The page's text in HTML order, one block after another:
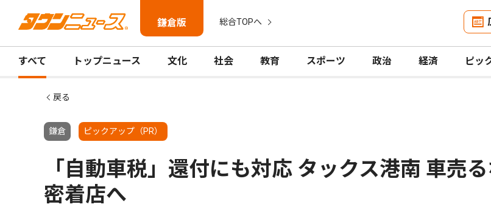
鎌倉版 総合TOPへ
すべて トップニュース 文化 社会 教育 スポーツ 政治 経済 ピッ
戻る
鎌倉 ピックアップ（PR）
「自動車税」還付にも対応 タックス港南 車売
密着店へ